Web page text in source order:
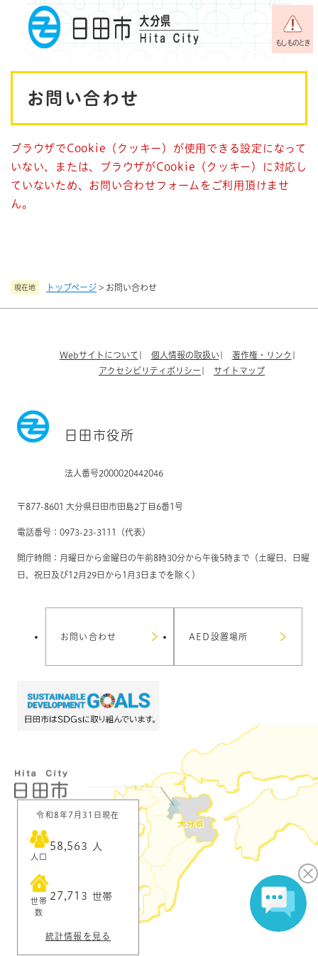
メニューを飛ばして本文へ
もしものとき
現在地 トップページ > お問い合わせ
お問い合わせ
ブラウザでCookie（クッキー）が使用できる設定になって
いない、または、ブラウザがCookie（クッキー）に対応し
ていないため、お問い合わせフォームをご利用頂けませ
ん。
Webサイトについて 個人情報の取扱い
著作権・リンク
アクセシビリティポリシー
サイトマップ
日田市役所
法人番号2000020442046
〒877-8601 大分県日田市田島2丁目6番1号
電話番号：0973-23-3111（代表）
開庁時間：月曜日から金曜日の午前8時30分から午後5時まで（土曜日、日曜
日、祝日及び12月29日から1月3日までを除く）
お問い合わせ AED設置場所
令和8年7月31日現在
人口
58,563 人
世帯
数
27,713 世帯
統計情報を見る